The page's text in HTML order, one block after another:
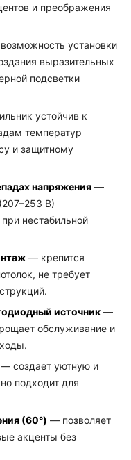
и преображения
установки
выразительных
подсветки
устойчив к
температур
и защитному
напряжения —
В)
нестабильной
— крепится
не требует
источник —
обслуживание и
— создает уютную и
подходит для
(60°) — позволяет
акценты без